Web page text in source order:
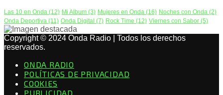
Las 10 en Onda (12) Mi Album (3) Mujeres en Onda (16) Noches con Onda (2)
Onda Deportiva (11) Onda Digital (7) Rock Time (12) Viernes con Sabor (5)
Copyright © 2024 Onda Radio | Todos los derechos
reservados.
ONDA RADIO
POLÍTICAS DE PRIVACIDAD
COOKIES
PUBLICIDAD